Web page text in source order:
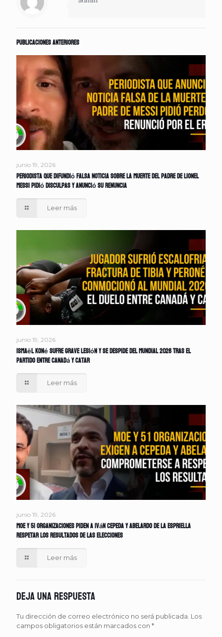
Publicaciones anteriores
junio 19, 2026
Periodista que difundió falsa noticia sobre la muerte del padre de Lionel
Messi pidió disculpas y anunció su renuncia
Leer más
junio 19, 2026
Ismaël Koné sufre grave lesión y se despide del Mundial 2026 tras el
partido entre Canadá y Catar
Leer más
junio 19, 2026
MOE y 51 organizaciones piden a Iván Cepeda y Abelardo de la Espriella
respetar los resultados de las elecciones
Leer más
Deja una respuesta
Tu dirección de correo electrónico no será publicada. Los
campos obligatorios están marcados con *